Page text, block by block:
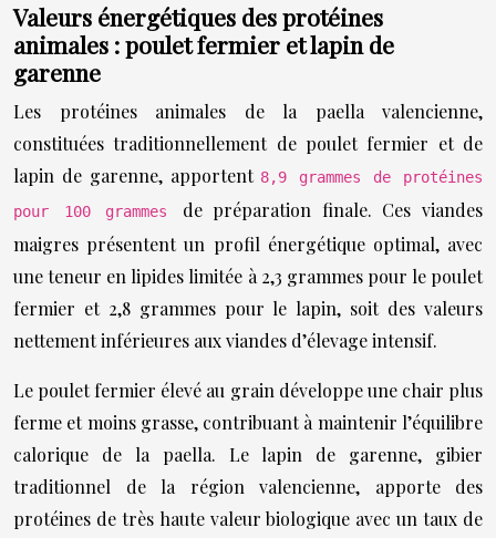
Valeurs énergétiques des protéines
animales : poulet fermier et lapin de
garenne
Les protéines animales de la paella valencienne,
constituées traditionnellement de poulet fermier et de
lapin de garenne, apportent 8,9 grammes de protéines
pour 100 grammes de préparation finale. Ces viandes
maigres présentent un profil énergétique optimal, avec
une teneur en lipides limitée à 2,3 grammes pour le poulet
fermier et 2,8 grammes pour le lapin, soit des valeurs
nettement inférieures aux viandes d’élevage intensif.
Le poulet fermier élevé au grain développe une chair plus
ferme et moins grasse, contribuant à maintenir l’équilibre
calorique de la paella. Le lapin de garenne, gibier
traditionnel de la région valencienne, apporte des
protéines de très haute valeur biologique avec un taux de